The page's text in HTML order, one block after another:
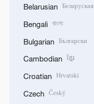
Belarusian Беларуская
Bengali বাংলা
Bulgarian Български
Cambodian ខ្មែរ
Croatian Hrvatski
Czech Český